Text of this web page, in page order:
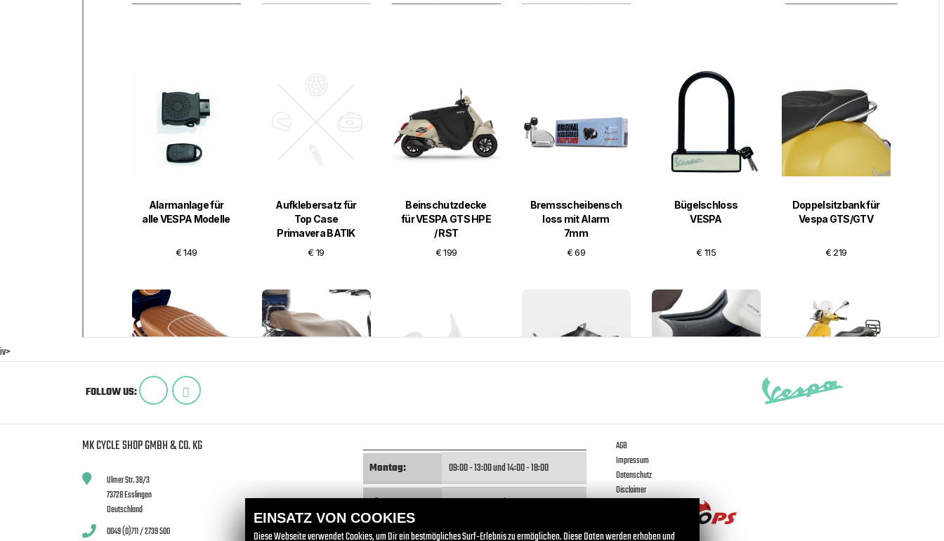
iv>
FOLLOW US:
MK CYCLE SHOP GMBH & CO. KG
Ulmer Str. 38/3
73728 Esslingen
Deutschland
0049 (0)711 / 2739 500
Montag: 09:00 - 13:00 und 14:00 - 18:00
Dienstag: 09:00 - 13:00 und 14:00 - 18:00
Mittwoch: 09:00 - 13:00 und 14:00 - 18:00
AGB
Impressum
Datenschutz
Disclaimer
EINSATZ VON COOKIES
Diese Webseite verwendet Cookies, um Dir ein bestmögliches Surf-Erlebnis zu ermöglichen. Diese Daten werden erhoben und